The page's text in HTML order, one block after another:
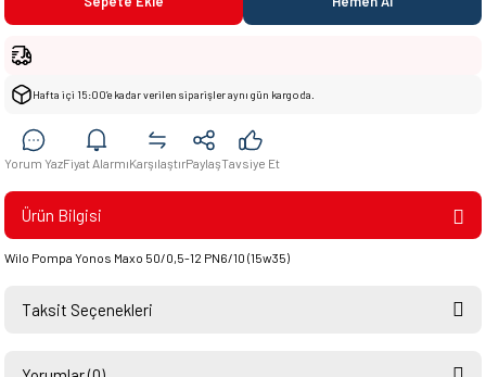
Hafta içi 15:00’e kadar verilen siparişler aynı gün kargoda.
Yorum YazFiyat AlarmıKarşılaştırPaylaşTavsiye Et
Ürün Bilgisi
Wilo Pompa Yonos Maxo 50/0,5-12 PN6/10 (15w35)
Taksit Seçenekleri